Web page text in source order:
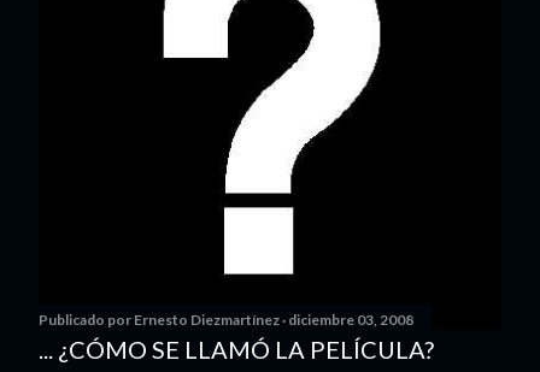
Publicado por Ernesto Diezmartínez diciembre 03, 2008
... ¿CÓMO SE LLAMÓ LA PELÍCULA?